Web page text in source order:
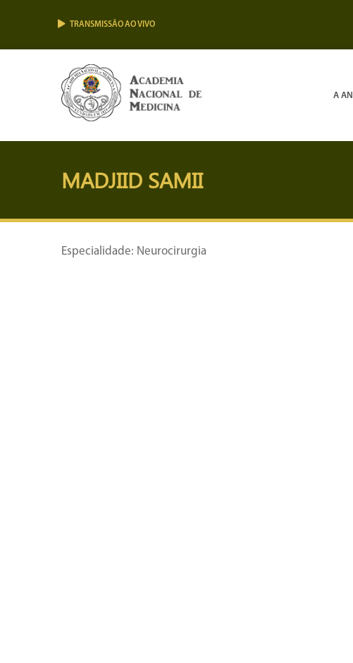
TRANSMISSÃO AO VIVO
A
MADJIID SAMII
Especialidade: Neurocirurgia